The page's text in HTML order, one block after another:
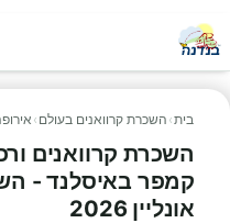
בית› השכרת קרוואנים בעולם ›
השכרת קרוואנים
קמפר באיסלנד -
אונליין 2026